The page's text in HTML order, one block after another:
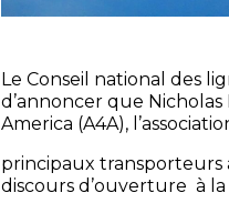
Le Conseil national des
d’annoncer que
America (A4A),
principaux transporteurs
discours d’ouverture à